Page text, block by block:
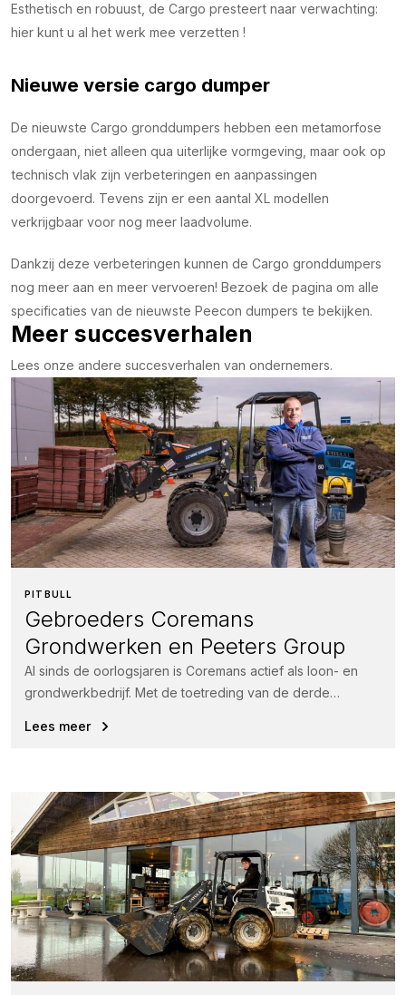
Esthetisch en robuust, de Cargo presteert naar verwachting:
hier kunt u al het werk mee verzetten !
Nieuwe versie cargo dumper
De nieuwste Cargo gronddumpers hebben een metamorfose
ondergaan, niet alleen qua uiterlijke vormgeving, maar ook op
technisch vlak zijn verbeteringen en aanpassingen
doorgevoerd. Tevens zijn er een aantal XL modellen
verkrijgbaar voor nog meer laadvolume.
Dankzij deze verbeteringen kunnen de Cargo gronddumpers
nog meer aan en meer vervoeren! Bezoek de pagina om alle
specificaties van de nieuwste Peecon dumpers te bekijken.
Meer succesverhalen
Lees onze andere succesverhalen van ondernemers.
PITBULL
Gebroeders Coremans
Grondwerken en Peeters Group
Al sinds de oorlogsjaren is Coremans actief als loon- en
grondwerkbedrijf. Met de toetreding van de derde
Lees meer